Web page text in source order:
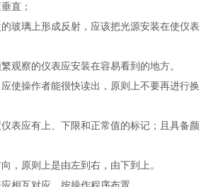
直；
玻璃上形成反射，应该把光源安装在使仪表
观察的仪表应安装在容易看到的地方。
使操作者能很快读出，原则上不要再进行换
表应有上、下限和正常值的标记；且具备颜
，原则上是由左到右，由下到上。
相互对应，按操作程序布置。